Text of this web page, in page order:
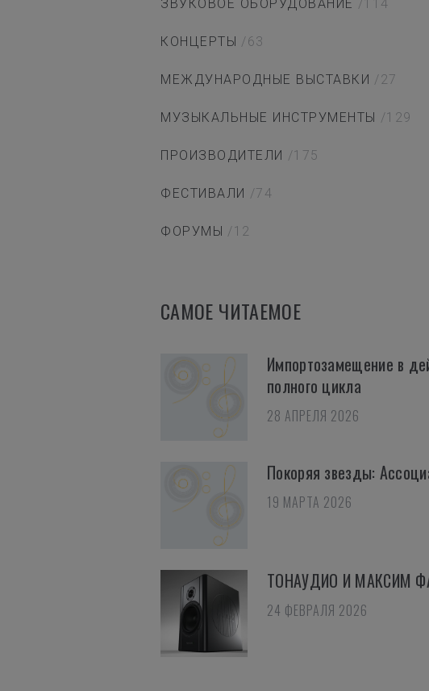
ЗВУКОВОЕ ОБОРУДОВАНИЕ /114
КОНЦЕРТЫ /63
МЕЖДУНАРОДНЫЕ ВЫСТАВКИ /27
МУЗЫКАЛЬНЫЕ ИНСТРУМЕНТЫ /129
ПРОИЗВОДИТЕЛИ /175
ФЕСТИВАЛИ /74
ФОРУМЫ /12
САМОЕ ЧИТАЕМОЕ
Импортозамещение в
полного цикла
28 АПРЕЛЯ 2026
Покоряя звезды:
19 МАРТА 2026
ТОНАУДИО И МАКСИМ
24 ФЕВРАЛЯ 2026